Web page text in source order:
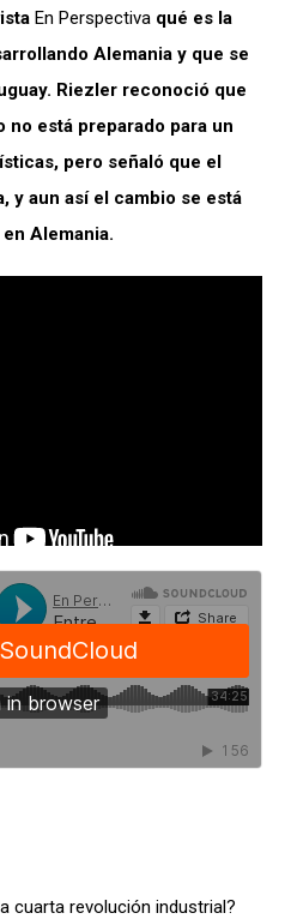
En Perspectiva qué es la
Alemania y que se
Riezler reconoció que
no está preparado para un
pero señaló que el
y aun así el cambio se está
Alemania.
cuarta revolución industrial?